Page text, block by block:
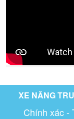
XE NÂNG
Chính xác -